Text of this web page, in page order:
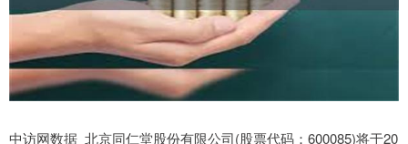
中访网数据 北京同仁堂股份有限公司(股票代码：600085)将于20